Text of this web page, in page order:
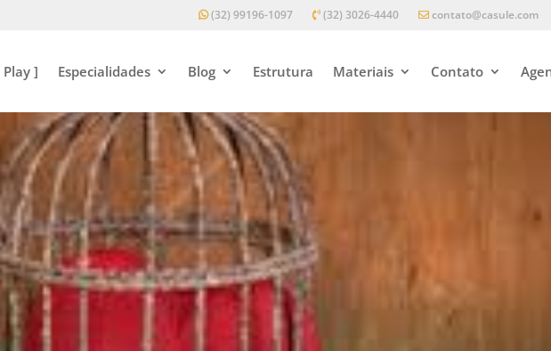
(32) 99196-1097 (32) 3026-4440 contato@casule.com
] Especialidades Blog Estrutura Materiais Contato